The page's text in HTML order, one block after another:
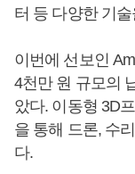
터 등 다양한 기
이번에 선보인
4천만 원 규모의
았다. 이동형 3D
을 통해 드론, 수
다.